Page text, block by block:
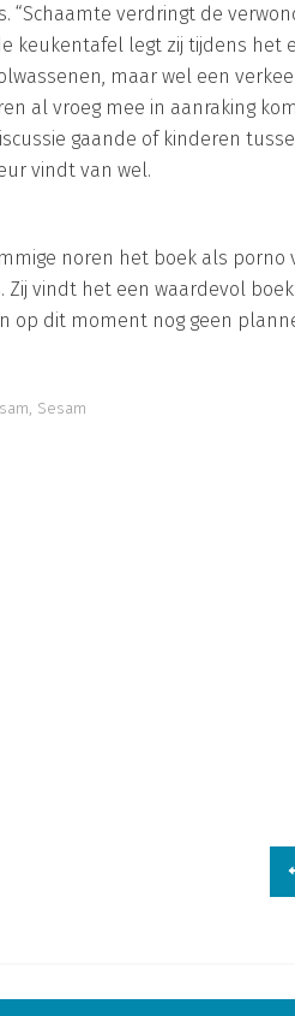
“Schaamte verdringt de
keukentafel legt zij tijdens
maar wel een
al vroeg mee in aanraking
gaande of kinderen
vindt van wel.
noren het boek als
Zij vindt het een waardevol
op dit moment nog geen
Sesam